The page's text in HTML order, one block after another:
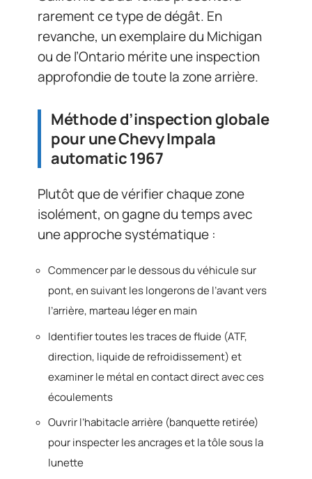
rarement ce type de dégât. En
revanche, un exemplaire du Michigan
ou de l’Ontario mérite une inspection
approfondie de toute la zone arrière.
Méthode d’inspection globale
pour une Chevy Impala
automatic 1967
Plutôt que de vérifier chaque zone
isolément, on gagne du temps avec
une approche systématique :
Commencer par le dessous du véhicule sur
pont, en suivant les longerons de l’avant vers
l’arrière, marteau léger en main
Identifier toutes les traces de fluide (ATF,
direction, liquide de refroidissement) et
examiner le métal en contact direct avec ces
écoulements
Ouvrir l’habitacle arrière (banquette retirée)
pour inspecter les ancrages et la tôle sous la
lunette